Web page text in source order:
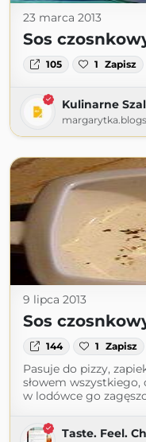
23 marca 2013
Sos
105 1 Zapisz
Kulinarne
9 lipca 2013
Sos
144 1 Zapisz
Pasuje do pizzy,
słowem
w lodówce go
Taste. Feel.